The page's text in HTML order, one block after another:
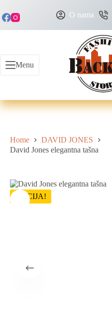
to
content
O nama
Menu
Home
DAVID JONES
David Jones elegantna tašna
AKCIJA!